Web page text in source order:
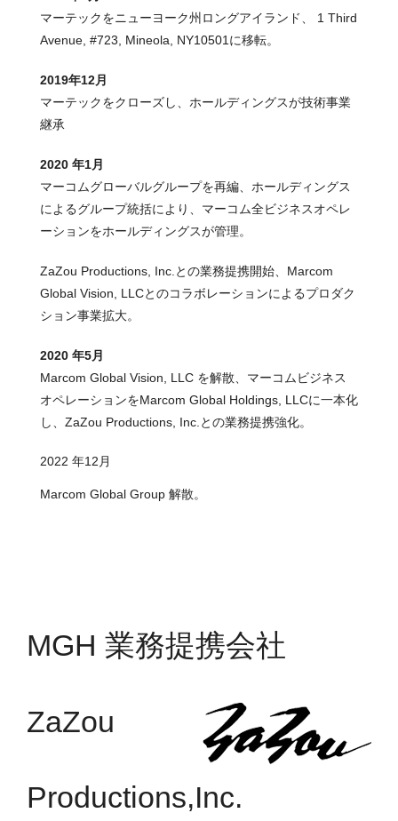
マーテックをニューヨーク州ロングアイランド、 1 Third
Avenue, #723, Mineola, NY10501に移転。
2019年12月
マーテックをクローズし、ホールディングスが技術事業
継承
2020 年1月
マーコムグローバルグループを再編、ホールディングス
によるグループ統括により、マーコム全ビジネスオペレ
ーションをホールディングスが管理。
ZaZou Productions, Inc.との業務提携開始、Marcom
Global Vision, LLCとのコラボレーションによるプロダク
ション事業拡大。
2020 年5月
Marcom Global Vision, LLC を解散、マーコムビジネス
オペレーションをMarcom Global Holdings, LLCに一本化
し、ZaZou Productions, Inc.との業務提携強化。
2022 年12月
Marcom Global Group 解散。
MGH 業務提携会社
ZaZou
Productions,Inc.